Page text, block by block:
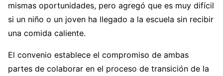
mismas oportunidades, pero agregó que es muy difícil
si un niño o un joven ha llegado a la escuela sin recibir
una comida caliente.
El convenio establece el compromiso de ambas
partes de colaborar en el proceso de transición de la